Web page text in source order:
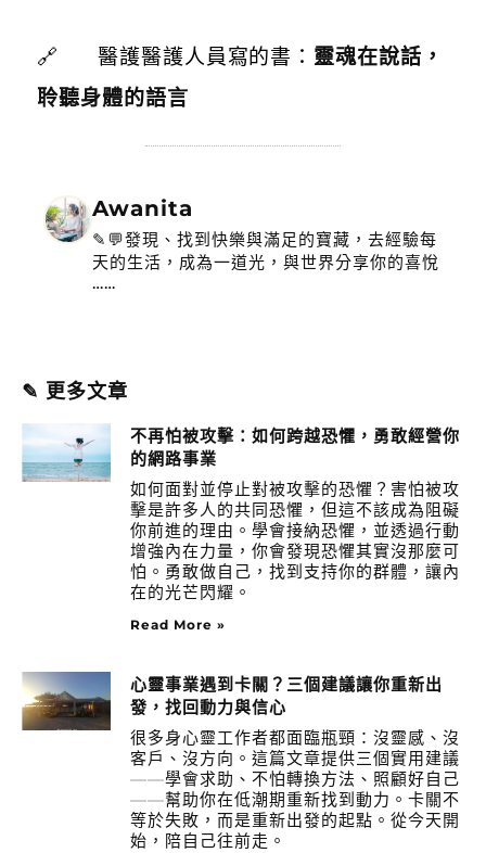
🔗 醫護醫護人員寫的書： 靈魂在說話，
聆聽身體的語言
Awanita
✎💬發現、找到快樂與滿足的寶藏，去經驗每
天的生活，成為一道光，與世界分享你的喜悅
……
✎ 更多文章
不再怕被攻擊：如何跨越恐懼，勇敢經營你
的網路事業
如何面對並停止對被攻擊的恐懼？害怕被攻
擊是許多人的共同恐懼，但這不該成為阻礙
你前進的理由。學會接納恐懼，並透過行動
增強內在力量，你會發現恐懼其實沒那麼可
怕。勇敢做自己，找到支持你的群體，讓內
在的光芒閃耀。
Read More »
心靈事業遇到卡關？三個建議讓你重新出
發，找回動力與信心
很多身心靈工作者都面臨瓶頸：沒靈感、沒
客戶、沒方向。這篇文章提供三個實用建議
——學會求助、不怕轉換方法、照顧好自己
——幫助你在低潮期重新找到動力。卡關不
等於失敗，而是重新出發的起點。從今天開
始，陪自己往前走。